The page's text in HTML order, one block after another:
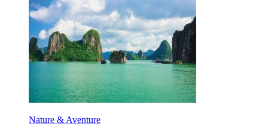
Nature & Aventure